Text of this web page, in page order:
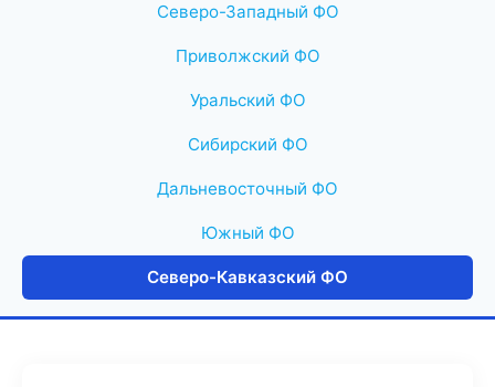
Северо-Западный ФО
Приволжский ФО
Уральский ФО
Сибирский ФО
Дальневосточный ФО
Южный ФО
Северо-Кавказский ФО